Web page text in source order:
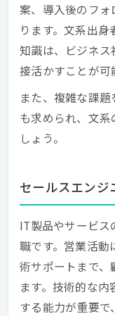
案、導入後のフォ
ります。文系出
知識は、ビジネ
接活かすことが可
また、複雑な課
も求められ、文
しょう。
セールスエンジ
IT製品やサービス
職です。営業活動
術サポートまで、
ます。技術的な
する能力が重要